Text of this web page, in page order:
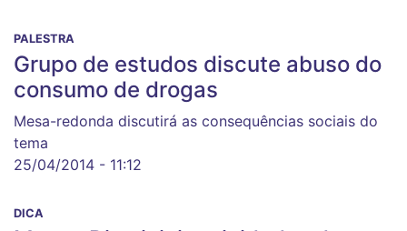
PALESTRA
Grupo de estudos discute abuso do
consumo de drogas
Mesa-redonda discutirá as consequências sociais do
tema
25/04/2014 - 11:12
DICA